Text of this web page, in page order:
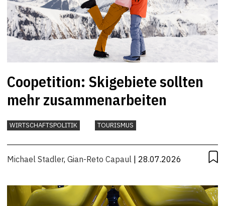
Coopetition: Skigebiete sollten
mehr zusammenarbeiten
WIRTSCHAFTSPOLITIK TOURISMUS
Michael Stadler, Gian-Reto Capaul | 28.07.2026